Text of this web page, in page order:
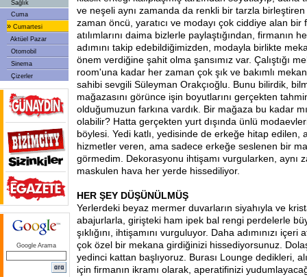
Sağlık
Cuma
» Cumartesi
Aktüel Pazar
Otomobil
Sinema
Çizerler
Google Arama
ve neşeli aynı zamanda da renkli bir tarzla birleştiren
zaman öncü, yaratıcı ve modayı çok ciddiye alan bir
atılımlarını daima bizlerle paylaştığından, firmanın
adımını takip edebildiğimizden, modayla birlikte
önem verdiğine şahit olma şansımız var. Çalıştığı
room'una kadar her zaman çok şık ve bakımlı
sahibi sevgili Süleyman Orakçıoğlu. Bunu bilirdik,
mağazasını görünce işin boyutlarını gerçekten
olduğumuzun farkına vardık. Bir mağaza bu kadar
olabilir? Hatta gerçekten yurt dışında ünlü
böylesi. Yedi katlı, yedisinde de erkeğe hitap edilen,
hizmetler veren, ama sadece erkeğe seslenen bir
görmedim. Dekorasyonu ihtişamı vurgularken, aynı
maskulen hava her yerde hissediliyor.
HER ŞEY DÜŞÜNÜLMÜŞ
Yerlerdeki beyaz mermer duvarların siyahıyla ve
abajurlarla, girişteki ham ipek bal rengi perdelerle
şıklığını, ihtişamını vurguluyor. Daha adımınızı içeri
çok özel bir mekana girdiğinizi hissediyorsunuz.
yedinci kattan başlıyoruz. Burası Lounge dedikleri,
için firmanın ikramı olarak, aperatifinizi